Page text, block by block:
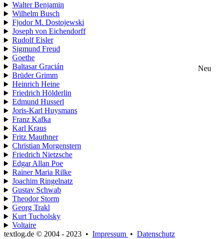
Walter Benjamin
Wilhelm Busch
Fjodor M. Dostojewski
Joseph von Eichendorff
Rudolf Eisler
Sigmund Freud
Goethe
Baltasar Gracián
Neu
Brüder Grimm
Heinrich Heine
Friedrich Hölderlin
Edmund Husserl
Joris-Karl Huysmans
Franz Kafka
Karl Kraus
Fritz Mauthner
Christian Morgenstern
Friedrich Nietzsche
Edgar Allan Poe
Rainer Maria Rilke
Joachim Ringelnatz
Gustav Schwab
Theodor Storm
Georg Trakl
Kurt Tucholsky
Voltaire
textlog.de © 2004 - 2023 • Impressum • Datenschutz